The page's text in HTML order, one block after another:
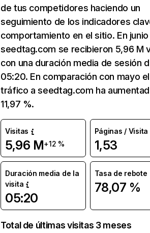
de tus competidores haciendo un
seguimiento de los indicadores
comportamiento en el sitio. En junio
seedtag.com se recibieron 5,96 M
con una duración media de sesión
05:20. En comparación con mayo el
tráfico a seedtag.com ha
11,97 %.
Visitas
5,96 M+12 %
Páginas / Visita
1,53
Duración media de la
visita
05:20
Tasa de rebote
78,07 %
Total de últimas visitas 3 meses